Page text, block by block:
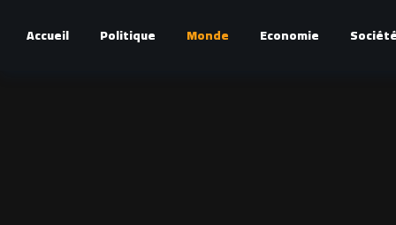
Accueil Politique Monde Economie Société